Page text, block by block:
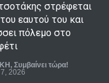
στρέφεται
εαυτού του και
πόλεμο στο
, Συμβαίνει τώρα!
2026